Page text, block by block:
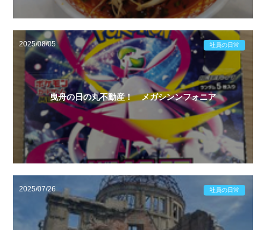
2025/08/05 社員の日常
曳舟の日の丸不動産！ メガシンンフォニア
2025/07/26 社員の日常